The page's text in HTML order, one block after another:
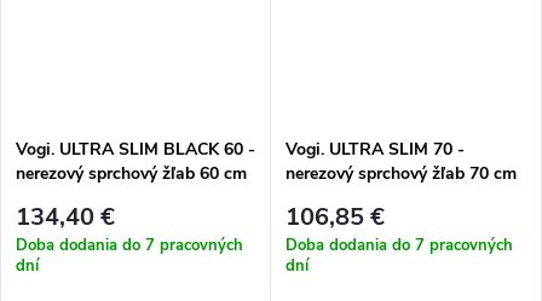
Vogi. ULTRA SLIM BLACK 60 -
nerezový sprchový žľab 60 cm
134,40 €
Doba dodania do 7 pracovných
dní
Vogi. ULTRA SLIM 70 -
nerezový sprchový žľab 70 cm
106,85 €
Doba dodania do 7 pracovných
dní